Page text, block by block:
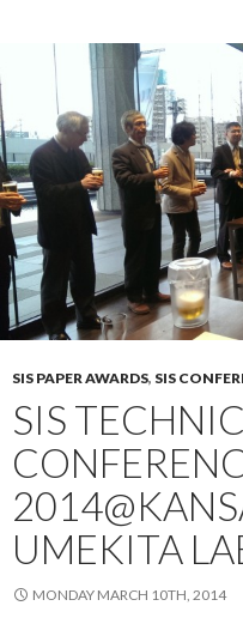
SIS PAPER AWARDS, SIS
SIS
UMEKITA
MONDAY MARCH 10TH, 2014